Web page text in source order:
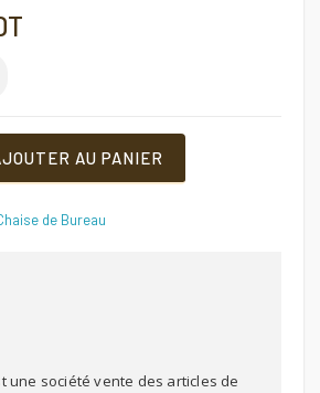
actuel
est :
AU PANIER
de Bureau
une société vente des articles de